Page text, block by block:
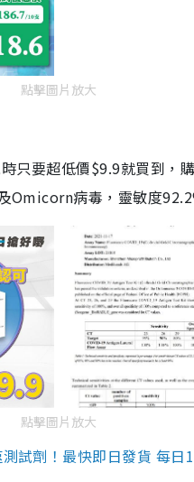
點擊圖片放大
只要超低價$9.9就買到，
Omicorn病毒，靈敏度
點擊圖片放大
試劑！最快即日發貨 每日